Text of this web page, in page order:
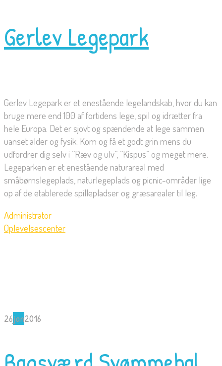
Gerlev Legepark
Gerlev Legepark er et enestående legelandskab, hvor du kan
bruge mere end 100 af fortidens lege, spil og idrætter fra
hele Europa. Det er sjovt og spændende at lege sammen
uanset alder og fysik. Kom og få et godt grin mens du
udfordrer dig selv i ”Ræv og ulv”, ”Kispus” og meget mere.
Legeparken er et enestående naturareal med
småbørnslegeplads, naturlegeplads og picnic-områder lige
op af de etablerede spillepladser og græsarealer til leg.
Administrator
Oplevelsescenter
26jan2016